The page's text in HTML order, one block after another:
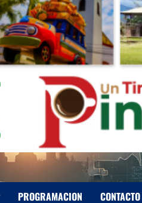
PROGRAMACION CONTACTO